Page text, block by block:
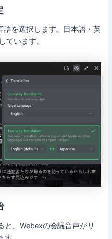
語を選択します。日本語・英
ています。
と、Webexの会議音声がリ